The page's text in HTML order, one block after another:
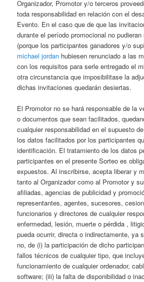
Organizador, Promotor y/o terceros
toda responsabilidad en relación con el
Evento. En el caso que de que las
durante el período promocional no
(porque los participantes ganadores y/o
michael jordan hubiesen renunciado a las
con los requisitos para serle entregado el
otra circunstancia que imposibilitase la
dichas invitaciones quedarán desiertas.
El Promotor no se hará responsable de la
o documentos que sean facilitados,
cualquier responsabilidad en el supuesto
los datos facilitados por los participantes
identificación. El tratamiento de los datos
participantes en el presente Sorteo es
expuestos. Al inscribirse, acepta liberar y
tanto al Organizador como al Promotor y
afiliadas, agencias de publicidad y
representantes, agentes, sucesores,
funcionarios y directores de cualquier
enfermedad, lesión, muerte o pérdida ,
pueda ocurrir, directa o indirectamente, ya
no, de (i) la participación de dicho
fallos técnicos de cualquier tipo, que
funcionamiento de cualquier ordenador,
software; (iii) la falta de disponibilidad o